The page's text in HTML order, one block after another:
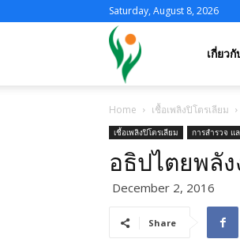
Saturday, August 8, 2026
ERS เกี่ยวกั
Home เชื้อเพลิงปิโตรเลียม
เชื้อเพลิงปิโตรเลียม การสำรวจ แ
อธิปไตยพลั
December 2, 2016
Share